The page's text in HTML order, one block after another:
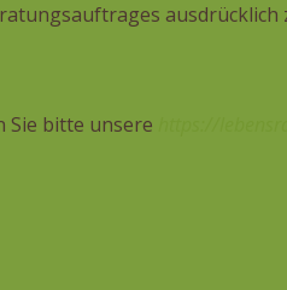
ausdrücklich
Sie bitte unsere